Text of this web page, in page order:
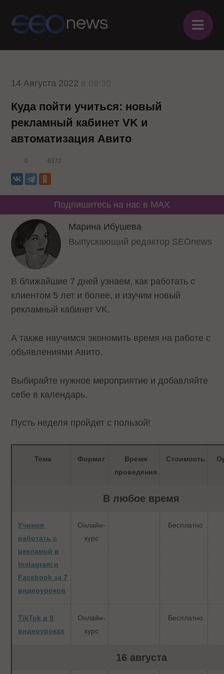
≡
14 Августа 2022
Куда пойти учиться: новый
рекламный кабинет VK и
автоматизация Авито
0 6372
Подпишитесь на нас в MAX
Марина Ибушева
Выпускающий редактор SEOnews
В ближайшие 7 дней узнаем, как работать с
клиентом 5 лет и более, и изучим новый
рекламный кабинет VK.
А также научимся экономить время на работе с
объявлениями Авито.
Выбирайте нужное мероприятие и добавляйте
себе в календарь.
Пусть неделя пройдет с пользой!
Тема Формат
Время
проведения
Стоимость
В любое время
Учимся
работать с
рекламой в
Instagram и
Facebook за 7
видеоуроков
Онлайн-
курс
Бесплатно
TikTok в 9
видеоуроках
Онлайн-
курс
Бесплатно
16 августа